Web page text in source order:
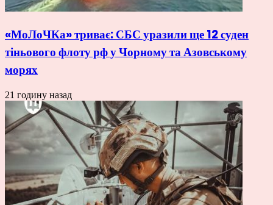
«МоЛоЧКа» триває: СБС уразили ще 12 суден
тіньового флоту рф у Чорному та Азовському
морях
21 годину назад